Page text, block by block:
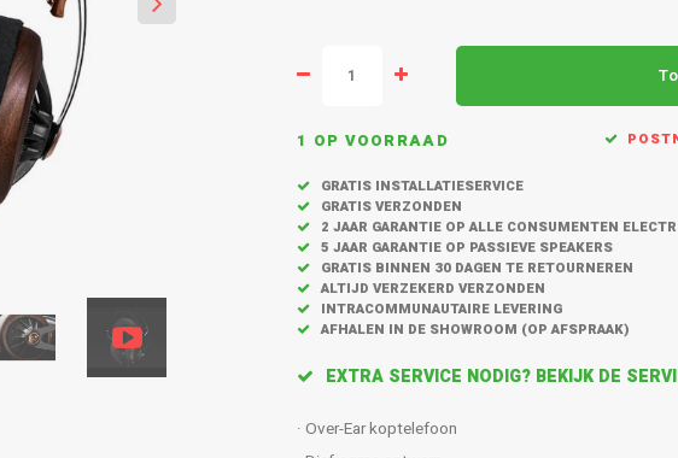
1 OP VOORRAAD
GRATIS INSTALLATIESERVICE
GRATIS VERZONDEN
2 JAAR GARANTIE OP ALLE CONSUMENTEN
5 JAAR GARANTIE OP PASSIEVE SPEAKERS
GRATIS BINNEN 30 DAGEN TE RETOURNEREN
ALTIJD VERZEKERD VERZONDEN
INTRACOMMUNAUTAIRE LEVERING
AFHALEN IN DE SHOWROOM (OP AFSPRAAK)
EXTRA SERVICE NODIG? BEKIJK DE
· Over-Ear koptelefoon